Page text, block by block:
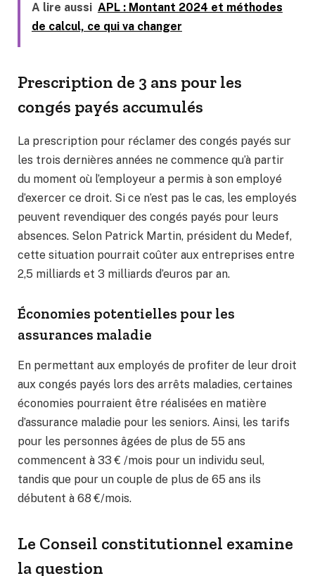
A lire aussi APL : Montant 2024 et méthodes
de calcul, ce qui va changer
Prescription de 3 ans pour les
congés payés accumulés
La prescription pour réclamer des congés payés sur
les trois dernières années ne commence qu’à partir
du moment où l’employeur a permis à son employé
d’exercer ce droit. Si ce n’est pas le cas, les employés
peuvent revendiquer des congés payés pour leurs
absences. Selon Patrick Martin, président du Medef,
cette situation pourrait coûter aux entreprises entre
2,5 milliards et 3 milliards d’euros par an.
Économies potentielles pour les
assurances maladie
En permettant aux employés de profiter de leur droit
aux congés payés lors des arrêts maladies, certaines
économies pourraient être réalisées en matière
d’assurance maladie pour les seniors. Ainsi, les tarifs
pour les personnes âgées de plus de 55 ans
commencent à 33 € /mois pour un individu seul,
tandis que pour un couple de plus de 65 ans ils
débutent à 68 €/mois.
Le Conseil constitutionnel examine
la question